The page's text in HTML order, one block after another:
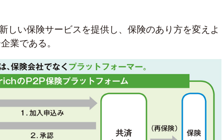
しい保険サービスを提供し、保険のあり方を変えよ
業である。